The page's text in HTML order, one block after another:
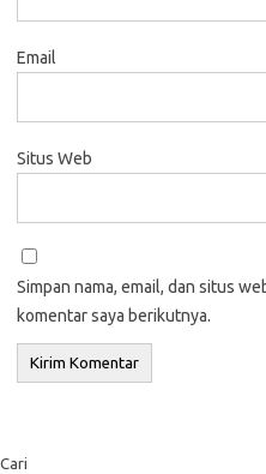
Email
Situs Web
Simpan nama, email, dan situs
komentar saya berikutnya.
Cari